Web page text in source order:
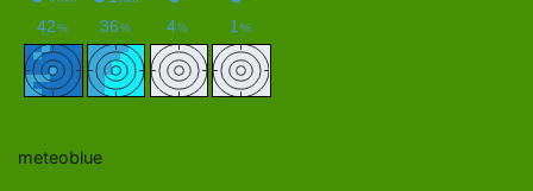
meteoblue